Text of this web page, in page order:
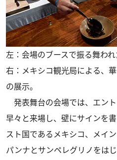
左：会場のブースで振る舞わ
右：メキシコ観光局による、
の展示。
発表舞台の会場では、エン
早々と来場し、壁にサインを
スト国であるメキシコ、メイ
パンナとサンペレグリノをは